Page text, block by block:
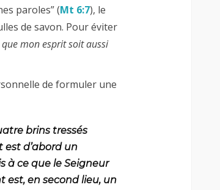
paroles” (Mt 6:7), le
de savon. Pour éviter
que mon esprit soit aussi
de formuler une
brins tressés
d’abord un
à ce que le Seigneur
en second lieu, un